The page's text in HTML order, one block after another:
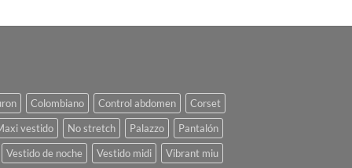
Colombiano Control abdomen
Corset
vestido
No stretch Palazzo
Pantalón
Vestido de noche
Vestido midi Vibrant miu